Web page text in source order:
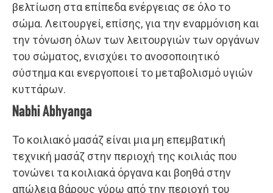
βελτίωση στα επίπεδα ενέργειας σε όλο το
σώμα. Λειτουργεί, επίσης, για την εναρμόνιση και
την τόνωση όλων των λειτουργιών των οργάνων
του σώματος, ενισχύει το ανοσοποιητικό
σύστημα και ενεργοποιεί το μεταβολισμό υγιών
κυττάρων.
Nabhi Abhyanga
Το κοιλιακό μασάζ είναι μια μη επεμβατική
τεχνική μασάζ στην περιοχή της κοιλιάς που
τονώνει τα κοιλιακά όργανα και βοηθά στην
απώλεια βάρους γύρω από την περιοχή του